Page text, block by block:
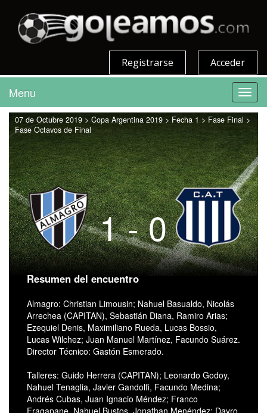
Acceder
Registrarse
Menu
07 de Octubre 2019 > Copa Argentina 2019 > Fecha 1 > Fase Final >
Fase Octavos de Final
1 - 0
Resumen del encuentro
Almagro: Christian Limousin; Nahuel Basualdo, Nicolás
Arrechea (CAPITAN), Sebastián Diana, Ramiro Arias;
Ezequiel Denis, Maximiliano Rueda, Lucas Bossio,
Lucas Wilchez; Juan Manuel Martínez, Facundo Suárez.
Director Técnico: Gastón Esmerado.
Talleres: Guido Herrera (CAPITAN); Leonardo Godoy,
Nahuel Tenaglia, Javier Gandolfi, Facundo Medina;
Andrés Cubas, Juan Ignacio Méndez; Franco
Fragapane, Nahuel Bustos, Jonathan Menéndez; Dayro